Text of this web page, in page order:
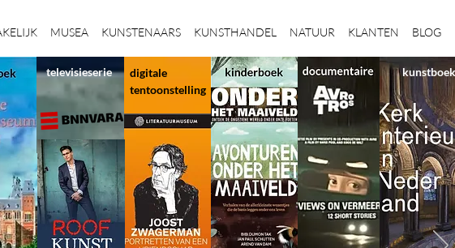
MUSEA KUNSTENAARS KUNSTHANDEL NATUUR KLANTEN BLOG
digitale
tentoonstelling
televisieserie kunstboek